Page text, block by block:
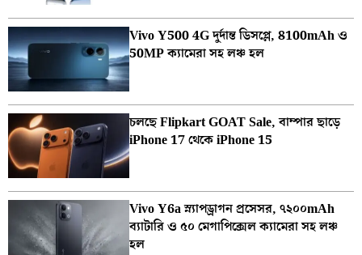
Vivo Y500 4G দুর্দান্ত ডিসপ্লে, 8100mAh ও
50MP ক্যামেরা সহ লঞ্চ হল
চলছে Flipkart GOAT Sale, বাম্পার ছাড়ে
iPhone 17 থেকে iPhone 15
Vivo Y6a স্ন্যাপড্রাগন প্রসেসর, ৭২০০mAh
ব্যাটারি ও ৫০ মেগাপিক্সেল ক্যামেরা সহ লঞ্চ
হল